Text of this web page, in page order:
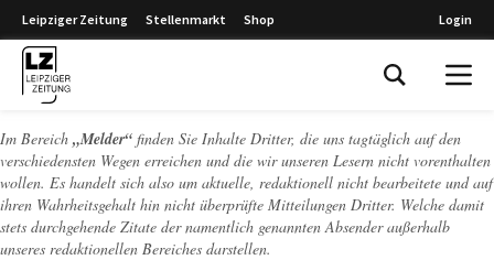
Leipziger Zeitung Stellenmarkt Shop Login
Im Bereich „Melder“ finden Sie Inhalte Dritter, die uns tagtäglich auf den
verschiedensten Wegen erreichen und die wir unseren Lesern nicht vorenthalten
wollen. Es handelt sich also um aktuelle, redaktionell nicht bearbeitete und auf
ihren Wahrheitsgehalt hin nicht überprüfte Mitteilungen Dritter. Welche damit
stets durchgehende Zitate der namentlich genannten Absender außerhalb
unseres redaktionellen Bereiches darstellen.